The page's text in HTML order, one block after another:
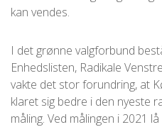
kan vendes.
I det grønne valgforbund
Enhedslisten, Radikale
vakte det stor forundring, at
klaret sig bedre i den nyeste
måling. Ved målingen i 2021